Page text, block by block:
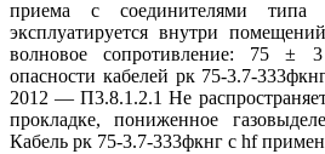
приема с соединителями
эксплуатируется внутри
волновое сопротивление: 75 ±
опасности кабелей рк 75-3.7-
2012 — П3.8.1.2.1 Не
прокладке, пониженное
Кабель рк 75-3.7-333фкнг с hf